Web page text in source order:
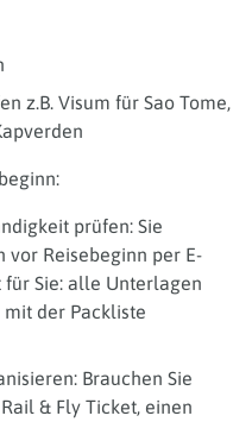
z.B. Visum für Sao Tome,
prüfen: Sie
vor Reisebeginn per E-
Sie: alle Unterlagen
der Packliste
Brauchen Sie
& Fly Ticket, einen